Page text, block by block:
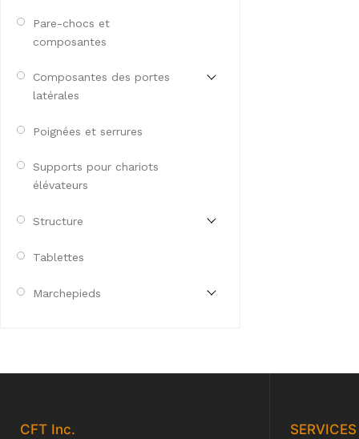
Pare-chocs et
composantes
Composantes des portes
latérales
Poignées et serrures
Supports pour chariots
élévateurs
Structure
Tablettes
Marchepieds
CFT Inc. SERVICES